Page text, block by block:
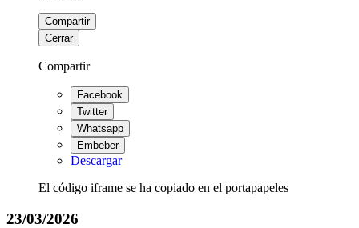
Compartir
Cerrar
Compartir
Facebook
Twitter
Whatsapp
Embeber
Descargar
El código iframe se ha copiado en el portapapeles
23/03/2026